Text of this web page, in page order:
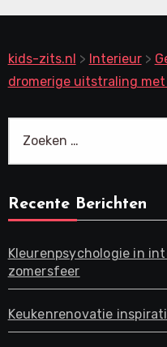
kids-zits.nl > Interieur>
dromerige uitstraling
naar:
Recente Berichten
Kleurenpsychologie in
zomersfeer
Keukenrenovatie